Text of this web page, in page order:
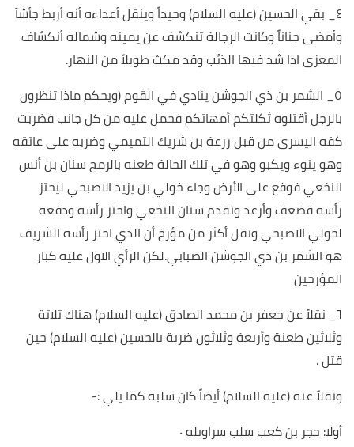
٤_ بقي الحسين (عليه السلام) وحيداً وينقل أعداءه أنه أربط جأشآ
وأمضى جناناً وكانت الرجالة تنكشف عن يمينه وشماله أنكشاف
المعزى اذا شد فيها الذئب وقد مكث طويلاً من النهار.
٥_ الشمر بن ذي الجوشن ينادي في القوم (ويحكم ماذا تنظرون
بالرجل أقتلوه ثكلتكم أمهاتكم فحمل عليه من كل جانب فضربت
كفه اليسرى من قبل زرعة بن شريك التميمي وضربه على عاتقه
وهو ينوء ويكبو وهو في تلك الحالة طعنه بالرمح سنان بن أنس
النخعي فوقع على الأرض وجاء خولي بن يزيد الاصبحي ليحتز
رأسه فضعف وأرعد وتقدم سنان النخعي واحتز رأسه ودفعه
لخولي الاصبحي ونقل أكثر من مؤرخ أن الذي احتز رأسه الشريف
هو الشمر بن ذي الجوشن الضبابي.لكن الرأي الاول عليه كبار
المؤرخين
٦_ نقلاً عن جعفر بن محمد الصادق (عليه السلام) هناك ثلاثة
وثلاثين طعنة وأربعة وثلاثون ضربة بالحسين (عليه السلام) حين
قتل .
ونقلاً عنه (عليه السلام) أيضاً كان سلبه كما يلي :-
أولا: حجر بن كعب سلب سراويله ٠